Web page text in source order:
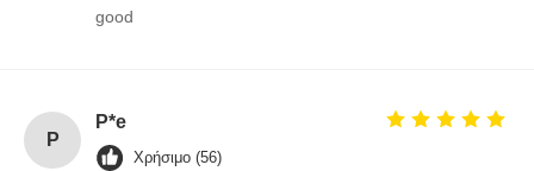
Διάταξη Προστασίας Υπερτάσεων Θυρίστορ
διπολική κρυσταλλολυχνία συνδέσεων
good
P
P*e
Χρήσιμο (56)